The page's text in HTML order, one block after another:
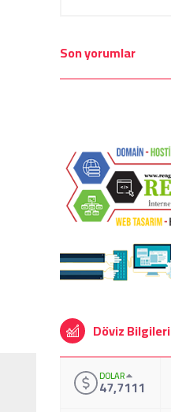
Son yorumlar
Döviz Bilgileri
DOLAR
47,7111